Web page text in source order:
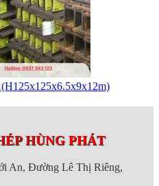
HÙNG PHÁT
An, Đường Lê Thị Riêng,